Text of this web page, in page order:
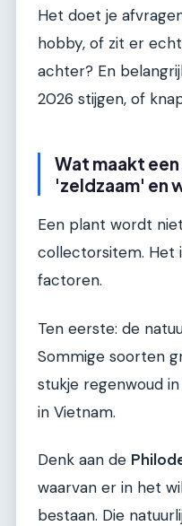
Het doet je
hobby, of zit er
achter? En
2026 stijgen, of
Wat maakt
'zeldzaam' en
Een plant wordt
collectorsitem. Het
factoren.
Ten eerste: de
Sommige soorten
stukje regenwoud
in Vietnam.
Denk aan de
waarvan er in het
bestaan. Die